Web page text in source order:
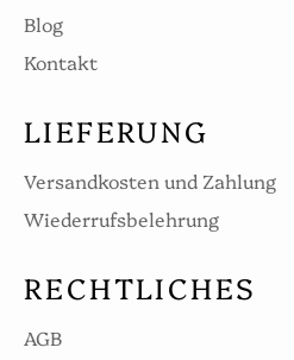
Blog
Kontakt
LIEFERUNG
Versandkosten und Zahlung
Wiederrufsbelehrung
RECHTLICHES
AGB